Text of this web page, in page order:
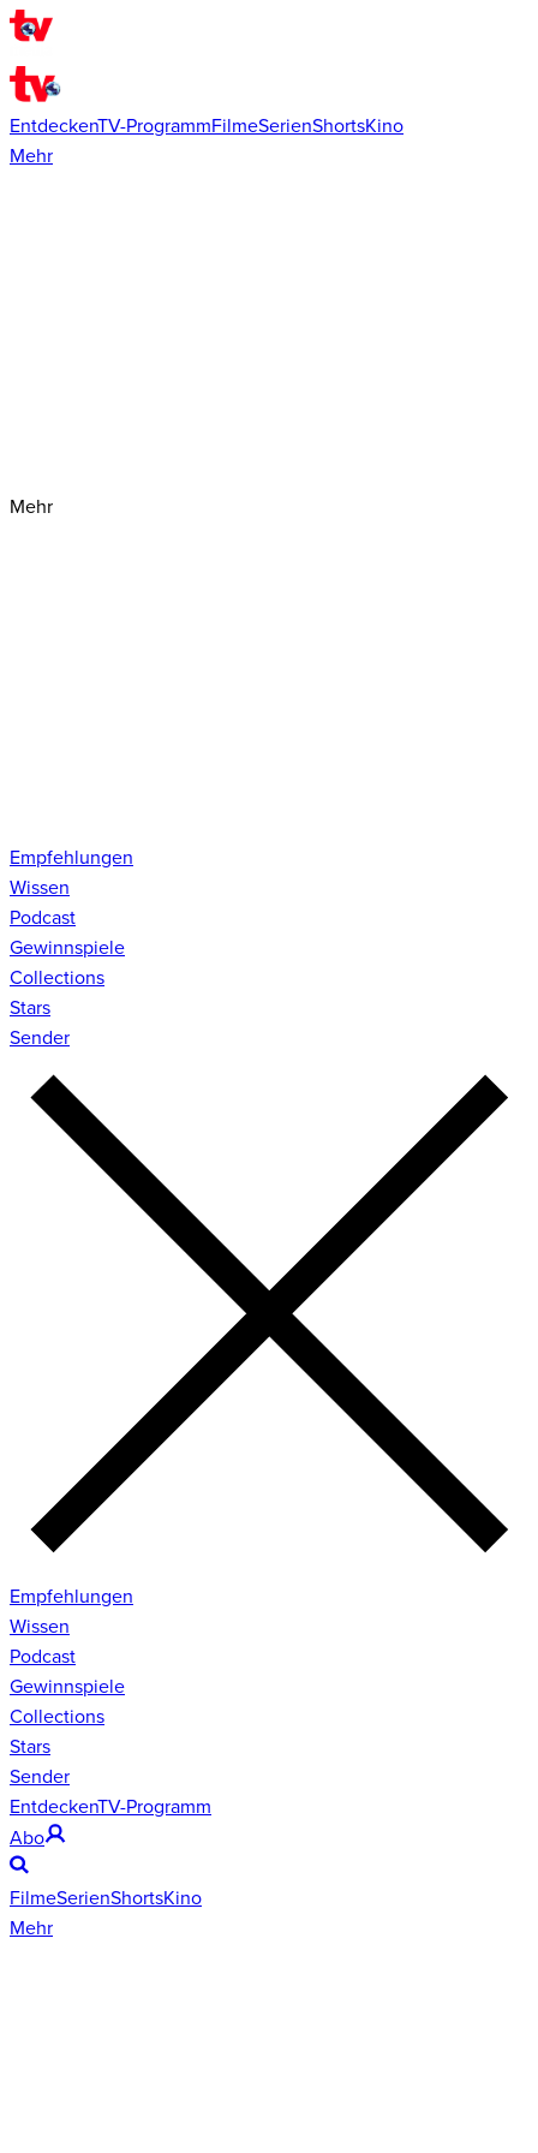
EntdeckenTV-ProgrammFilmeSerienShortsKino
Mehr
Mehr
Empfehlungen
Wissen
Podcast
Gewinnspiele
Collections
Stars
Sender
Empfehlungen
Wissen
Podcast
Gewinnspiele
Collections
Stars
Sender
EntdeckenTV-Programm
Abo
FilmeSerienShortsKino
Mehr